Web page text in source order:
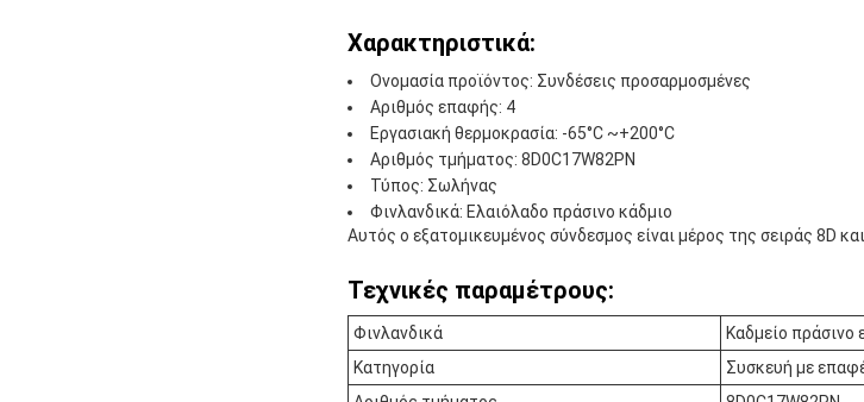
Χαρακτηριστικά:
Ονομασία προϊόντος: Συνδέσεις προσαρμοσμένες
Αριθμός επαφής: 4
Εργασιακή θερμοκρασία: -65°C ~+200°C
Αριθμός τμήματος: 8D0C17W82PN
Τύπος: Σωλήνας
Φινλανδικά: Ελαιόλαδο πράσινο κάδμιο
Αυτός ο εξατομικευμένος σύνδεσμος είναι μέρος της σειράς 8D
Τεχνικές παραμέτρους:
Φινλανδικά
Καδμείο πράσινο
Κατηγορία
Συσκευή με